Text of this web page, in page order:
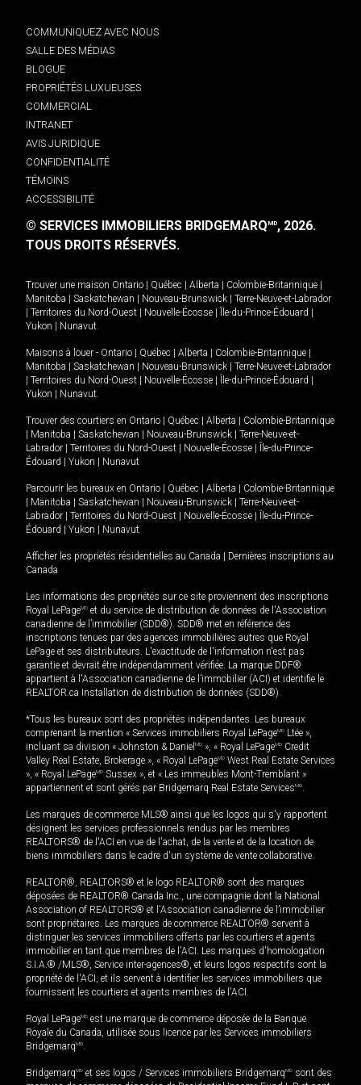
COMMUNIQUEZ AVEC NOUS
SALLE DES MÉDIAS
BLOGUE
PROPRIÉTÉS LUXUEUSES
COMMERCIAL
INTRANET
AVIS JURIDIQUE
CONFIDENTIALITÉ
TÉMOINS
ACCESSIBILITÉ
© SERVICES IMMOBILIERS BRIDGEMARQMD, 2026.
TOUS DROITS RÉSERVÉS.
Trouver une maison Ontario Québec Alberta Colombie-Britannique
Manitoba
Saskatchewan Nouveau-Brunswick
Terre-Neuve-et-Labrador
Territoires du Nord-Ouest Nouvelle-Écosse Île-du-Prince-Édouard
Yukon
Nunavut.
Maisons à louer - Ontario Québec Alberta Colombie-Britannique
Manitoba
Saskatchewan Nouveau-Brunswick
Terre-Neuve-et-Labrador
Territoires du Nord-Ouest Nouvelle-Écosse Île-du-Prince-Édouard
Yukon
Nunavut.
Trouver des courtiers en Ontario Québec Alberta
Colombie-Britannique
Manitoba Saskatchewan Nouveau-Brunswick
Terre-Neuve-et-
Labrador
Territoires du Nord-Ouest Nouvelle-Écosse
Île-du-Prince-
Édouard
Yukon Nunavut
Parcourir les bureaux en Ontario Québec Alberta
Colombie-Britannique
Manitoba Saskatchewan Nouveau-Brunswick
Terre-Neuve-et-
Labrador
Territoires du Nord-Ouest Nouvelle-Écosse
Île-du-Prince-
Édouard
Yukon Nunavut
Afficher les propriétés résidentielles au Canada
Dernières inscriptions au
Canada
Les informations des propriétés sur ce site proviennent des inscriptions
Royal LePageMD et du service de distribution de données de l'Association
canadienne de l’immobilier (SDD®). SDD® met en référence des
inscriptions tenues par des agences immobilières autres que Royal
LePage et ses distributeurs. L'exactitude de l'information n'est pas
garantie et devrait être indépendamment vérifiée. La marque DDF®
appartient à l'Association canadienne de l’immobilier (ACI) et identifie le
REALTOR.ca Installation de distribution de données (SDD®).
*Tous les bureaux sont des propriétés indépendantes. Les bureaux
comprenant la mention « Services immobiliers Royal LePageMD Ltée »,
incluant sa division « Johnston & Daniel MD », « Royal LePageMD Credit
Valley Real Estate, Brokerage », « Royal LePageMD West Real Estate Services
», « Royal LePageMD Sussex », et « Les immeubles Mont-Tremblant »
appartiennent et sont gérés par Bridgemarq Real Estate ServicesMD.
Les marques de commerce MLS® ainsi que les logos qui s'y rapportent
désignent les services professionnels rendus par les membres
REALTORS® de l'ACI en vue de l'achat, de la vente et de la location de
biens immobiliers dans le cadre d'un système de vente collaborative.
REALTOR®, REALTORS® et le logo REALTOR® sont des marques
déposées de REALTOR® Canada Inc., une compagnie dont la National
Association of REALTORS® et l'Association canadienne de l’immobilier
sont propriétaires. Les marques de commerce REALTOR® servent à
distinguer les services immobiliers offerts par les courtiers et agents
immobilier en tant que membres de l'ACI. Les marques d'homologation
S.I.A.® /MLS®, Service inter-agences®, et leurs logos respectifs sont la
propriété de l'ACI, et ils servent à identifier les services immobiliers que
fournissent les courtiers et agents membres de l'ACI.
Royal LePageMD est une marque de commerce déposée de la Banque
Royale du Canada, utilisée sous licence par les Services immobiliers
BridgemarqMD.
BridgemarqMD et ses logos / Services immobiliers BridgemarqMD sont des